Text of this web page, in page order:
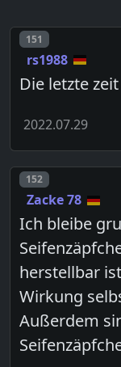
Post number
151
rs1988
Die letzte
2022.07.29
Post number
152
Zacke 78
Ich bleibe
herstellbar
Wirkung
Außerdem